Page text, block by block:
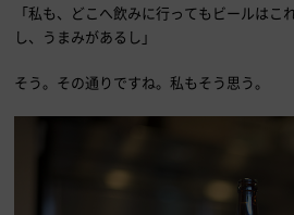
「私も、どこへ飲みに行ってもビールはこ
し、うまみがあるし」
そう。その通りですね。私もそう思う。